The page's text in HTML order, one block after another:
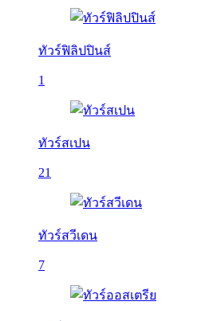
ทัวร์ฟิลิปปินส์
1
ทัวร์สเปน
21
ทัวร์สวีเดน
7